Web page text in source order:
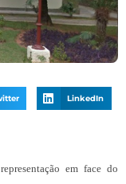
LinkedIn
em face do